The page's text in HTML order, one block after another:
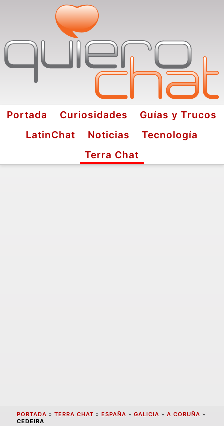
Portada Curiosidades
Guías y Trucos
LatinChat
Noticias
Tecnología
Terra Chat
PORTADA » TERRA CHAT » ESPAÑA » GALICIA » A CORUÑA »
CEDEIRA